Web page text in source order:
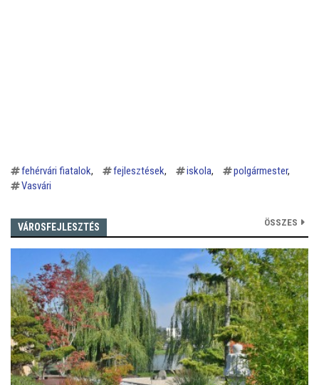
fehérvári fiatalok fejlesztések iskola
polgármester
Vasvári
VÁROSFEJLESZTÉS ÖSSZES